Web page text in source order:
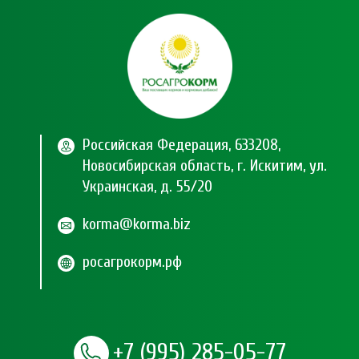
Российская Федерация, 633208,
Новосибирская область, г. Искитим, ул.
Украинская, д. 55/20
korma@korma.biz
росагрокорм.рф
+7 (995) 285-05-77